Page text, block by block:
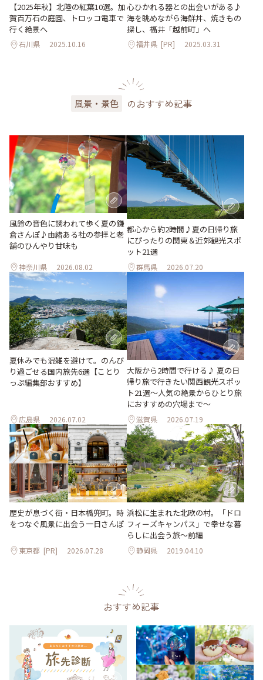
【2025年秋】北陸の紅葉10選。加
賀百万石の庭園、トロッコ電車で
行く絶景へ
石川県 2025.10.16
心ひかれる器との出会いがある♪
海を眺めながら海鮮丼、焼きもの
探し、福井「越前町」へ
福井県 [PR] 2025.03.31
風景・景色 のおすすめ記事
風鈴の音色に誘われて歩く夏の鎌
倉さんぽ♪由緒ある社の参拝と老
舗のひんやり甘味も
神奈川県 2026.08.02
都心から約2時間♪夏の日帰り旅
にぴったりの関東＆近郊観光スポ
ット21選
群馬県 2026.07.20
夏休みでも混雑を避けて。のんび
り過ごせる国内旅先6選【ことり
っぷ編集部おすすめ】
広島県 2026.07.02
大阪から2時間で行ける♪ 夏の日
帰り旅で行きたい関西観光スポッ
ト21選～人気の絶景からひとり旅
におすすめの穴場まで～
滋賀県 2026.07.19
歴史が息づく街・日本橋兜町。時
をつなぐ風景に出会う一日さんぽ
東京都 [PR] 2026.07.28
浜松に生まれた北欧の村。「ドロ
フィーズキャンパス」で幸せな暮
らしに出会う旅～前編
静岡県 2019.04.10
おすすめ記事